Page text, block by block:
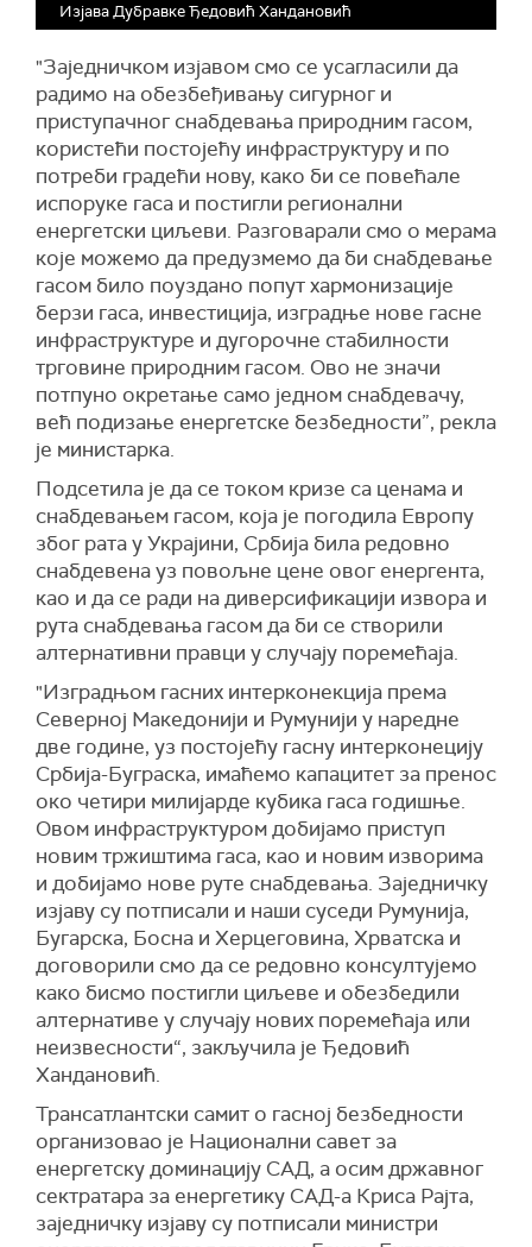
Изјава Дубравке Ђедовић Хандановић
"Заједничком изјавом смо се усагласили да
радимо на обезбеђивању сигурног и
приступачног снабдевања природним гасом,
користећи постојећу инфраструктуру и по
потреби градећи нову, како би се повећале
испоруке гаса и постигли регионални
енергетски циљеви. Разговарали смо о мерама
које можемо да предузмемо да би снабдевање
гасом било поуздано попут хармонизације
берзи гаса, инвестиција, изградње нове гасне
инфраструктуре и дугорочне стабилности
трговине природним гасом. Ово не значи
потпуно окретање само једном снабдевачу,
већ подизање енергетске безбедности”, рекла
је министарка.
Подсетила је да се током кризе са ценама и
снабдевањем гасом, која је погодила Европу
због рата у Украјини, Србија била редовно
снабдевена уз повољне цене овог енергента,
као и да се ради на диверсификацији извора и
рута снабдевања гасом да би се створили
алтернативни правци у случају поремећаја.
"Изградњом гасних интерконекција према
Северној Македонији и Румунији у наредне
две године, уз постојећу гасну интерконецију
Србија-Буграска, имаћемо капацитет за пренос
око четири милијарде кубика гаса годишње.
Овом инфраструктуром добијамо приступ
новим тржиштима гаса, као и новим изворима
и добијамо нове руте снабдевања. Заједничку
изјаву су потписали и наши суседи Румунија,
Бугарска, Босна и Херцеговина, Хрватска и
договорили смо да се редовно консултујемо
како бисмо постигли циљеве и обезбедили
алтернативе у случају нових поремећаја или
неизвесности“, закључила је Ђедовић
Хандановић.
Трансатлантски самит о гасној безбедности
организовао је Национални савет за
енергетску доминацију САД, а осим државног
сектратара за енергетику САД-а Криса Рајта,
заједничку изјаву су потписали министри